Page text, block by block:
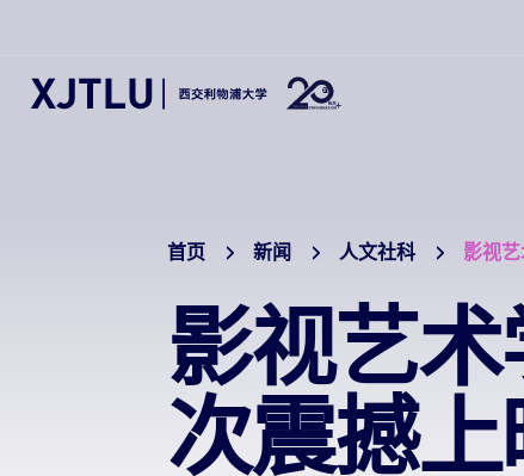
首页 新闻 人文社科 影视
影视艺
次震撼上